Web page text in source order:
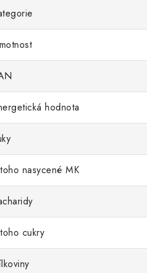
hodnota
nasycené MK
cukry